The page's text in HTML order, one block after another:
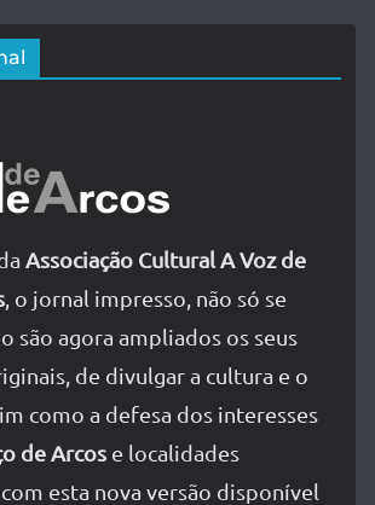
Associação Cultural A Voz de
, o jornal impresso, não só se
são agora ampliados os seus
de divulgar a cultura e o
como a defesa dos interesses
de Arcos e localidades
esta nova versão disponível